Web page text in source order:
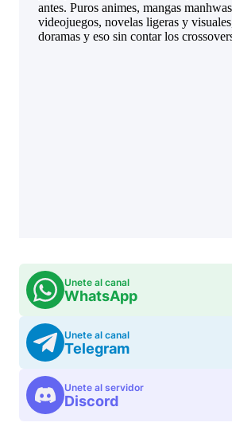
Unete al canal
WhatsApp
Unete al canal
Telegram
Unete al servidor
Discord